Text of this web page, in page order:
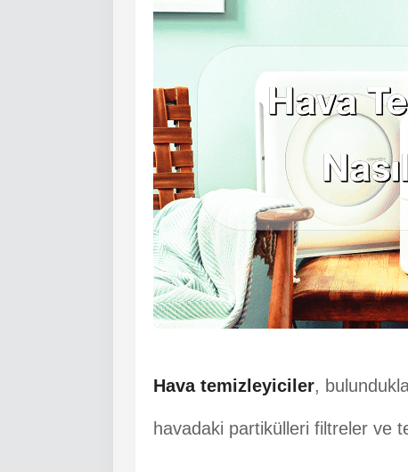
Hava temizleyiciler,
havadaki partikülleri filtreler ve